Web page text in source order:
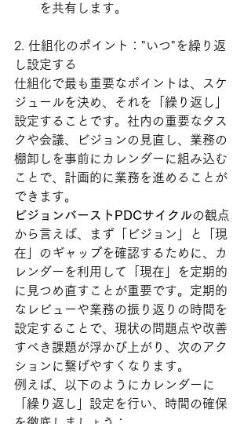
を共有します。
2. 仕組化のポイント："いつ"を繰り返
し設定する
仕組化で最も重要なポイントは、スケ
ジュールを決め、それを「繰り返し」
設定することです。社内の重要なタス
クや会議、ビジョンの見直し、業務の
棚卸しを事前にカレンダーに組み込む
ことで、計画的に業務を進めることが
できます。
ビジョンバーストPDCサイクルの観点
から言えば、まず「ビジョン」と「現
在」のギャップを確認するために、カ
レンダーを利用して「現在」を定期的
に見つめ直すことが重要です。定期的
なレビューや業務の振り返りの時間を
設定することで、現状の問題点や改善
すべき課題が浮かび上がり、次のアク
ションに繋げやすくなります。
例えば、以下のようにカレンダーに
「繰り返し」設定を行い、時間の確保